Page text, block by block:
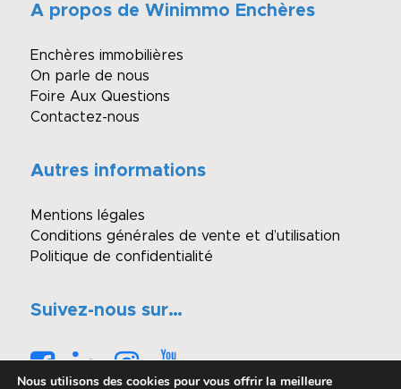
A propos de Winimmo Enchères
Enchères immobilières
On parle de nous
Foire Aux Questions
Contactez-nous
Autres informations
Mentions légales
Conditions générales de vente et d’utilisation
Politique de confidentialité
Suivez-nous sur…
Nous utilisons des cookies pour vous offrir la meilleure